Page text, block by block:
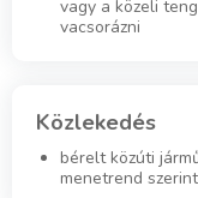
vagy a közeli
vacsorázni
Közlekedés
bérelt közúti
menetrend